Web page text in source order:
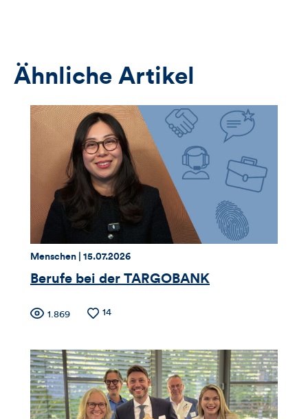
Ähnliche Artikel
Thema:
Menschen | Datum:
15.07.2026
Berufe bei der TARGOBANK
Zähler
für
Views,
Likes
Anzahl
1.869
Anzahl
14